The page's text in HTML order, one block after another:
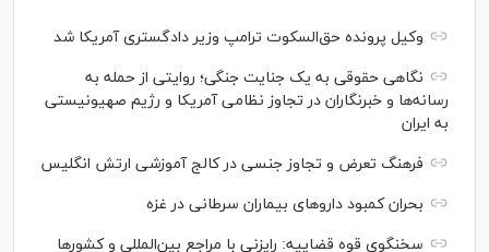
وکیل پرونده حق‌السکوت ترامپ وزیر دادگستری آمریکا شد
نگاهی حقوقی به یک جنایت جنگی؛ روایتی از حمله به
رسانه‌ها و خبرنگاران در تجاوز نظامی آمریکا و رژیم صهیونیستی
به ایران
فرهنگ تعرض و تجاوز جنسی در کالج آموزشی ارتش انگلیس
بحران کمبود دارو‌های بیماران سرطانی در غزه
سخنگوی قوه قضاییه: رایزنی‌ با مراجع بین‌المللی و کشور‌ها